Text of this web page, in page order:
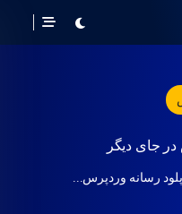
در جای دیگر
آپلود رسانه وردپرس...